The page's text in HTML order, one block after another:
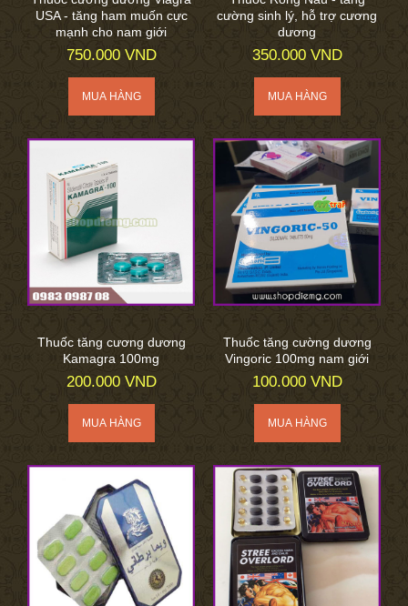
USA - tăng ham muốn cực
mạnh cho nam giới
750.000 VND
cường sinh lý, hỗ trợ cương
dương
350.000 VND
Thuốc tăng cương dương
Kamagra 100mg
200.000 VND
Thuốc tăng cường dương
Vingoric 100mg nam giới
100.000 VND